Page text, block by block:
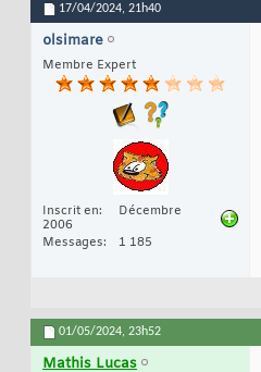
17/04/2024, 21h40
olsimare
Membre Expert
Inscrit en
Décembre
2006
Messages
1 185
01/05/2024, 23h52
Mathis Lucas